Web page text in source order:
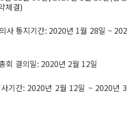
체결)
사 통지기간: 2020년 1월 28일 ~ 202
회 결의일: 2020년 2월 12일
기간: 2020년 2월 12일 ~ 2020년 3